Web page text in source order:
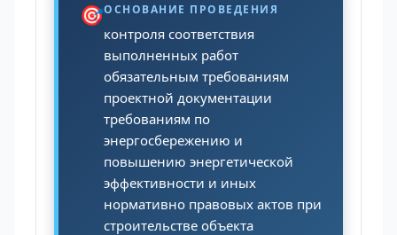
🎯ОСНОВАНИЕ ПРОВЕДЕНИЯ
контроля соответствия
выполненных работ
обязательным требованиям
проектной документации
требованиям по
энергосбережению и
повышению энергетической
эффективности и иных
нормативно правовых актов при
строительстве объекта